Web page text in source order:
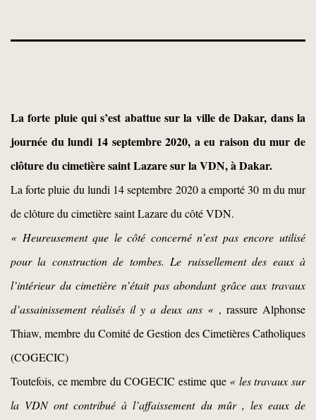
La forte pluie qui s’est abattue sur la ville de Dakar, dans la
journée du lundi 14 septembre 2020, a eu raison du murde
clôture du cimetièresaint Lazaresur la VDN, à Dakar.
La forte pluie du lundi 14 septembre 2020 a emporté30 mdu mur
de clôture du cimetière saint Lazare du côté VDN.
« Heureusement que le côté concerné n’est pas encore utilisé
pour la construction de tombes. Le ruissellement des eaux à
l’intérieur du cimetière n’était pas abondant grâce aux travaux
d’assainissement réalisés il y a deux ans « , rassure Alphonse
Thiaw, membre du Comité de Gestion des Cimetières Catholiques
(COGECIC)
Toutefois, ce membre du COGECIC estime que « les travaux sur
la VDN ont contribué à l’affaissement du mûr , les eaux de